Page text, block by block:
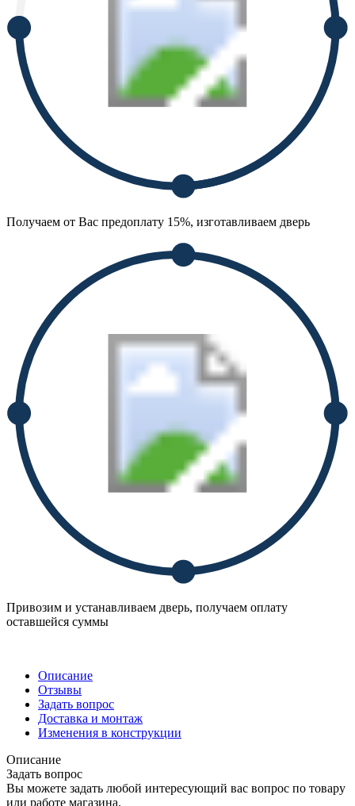
Получаем от Вас предоплату 15%, изготавливаем дверь
Привозим и устанавливаем дверь, получаем оплату
оставшейся суммы
Описание
Отзывы
Задать вопрос
Доставка и монтаж
Изменения в конструкции
Описание
Задать вопрос
Вы можете задать любой интересующий вас вопрос по товару
или работе магазина.